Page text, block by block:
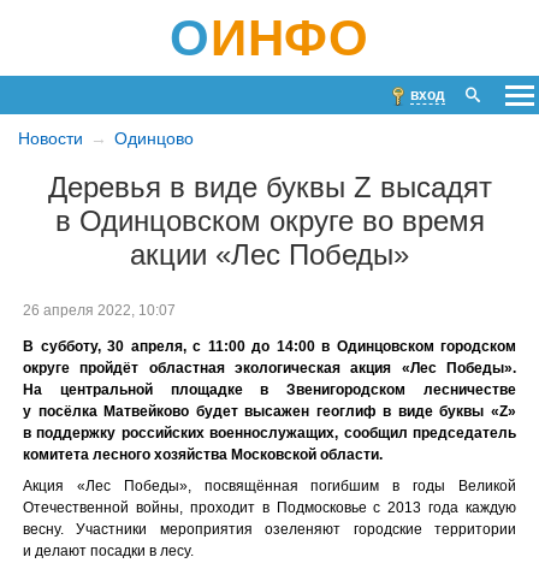
ОИНФО
вход
Новости Одинцово
Деревья в виде буквы Z высадят
в Одинцовском округе во время
акции «Лес Победы»
26 апреля 2022, 10:07
В субботу, 30 апреля, с 11:00 до 14:00 в Одинцовском городском
округе пройдёт областная экологическая акция «Лес Победы».
На центральной площадке в Звенигородском лесничестве
у посёлка Матвейково будет высажен геоглиф в виде буквы «Z»
в поддержку российских военнослужащих, сообщил председатель
комитета лесного хозяйства Московской области.
Акция «Лес Победы», посвящённая погибшим в годы Великой
Отечественной войны, проходит в Подмосковье с 2013 года каждую
весну. Участники мероприятия озеленяют городские территории
и делают посадки в лесу.